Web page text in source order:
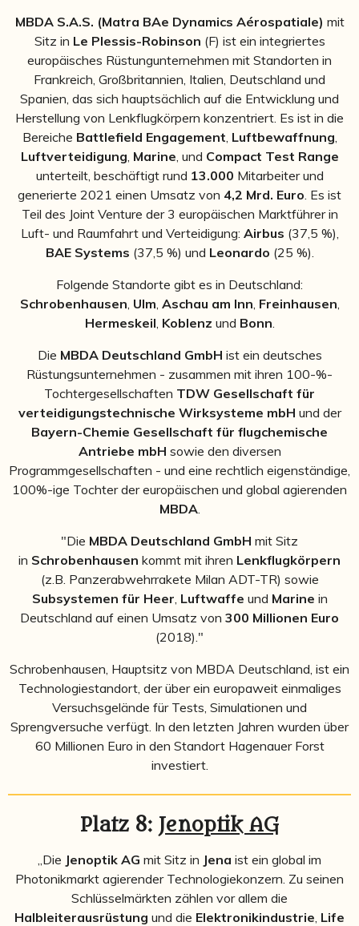
MBDA S.A.S. (Matra BAe Dynamics Aérospatiale) mit
Sitz in Le Plessis-Robinson (F) ist ein integriertes
europäisches Rüstungunternehmen mit Standorten in
Frankreich, Großbritannien, Italien, Deutschland und
Spanien, das sich hauptsächlich auf die Entwicklung und
Herstellung von Lenkflugkörpern konzentriert. Es ist in die
Bereiche Battlefield Engagement Luftbewaffnung
Luftverteidigung Marine , und Compact Test Range
unterteilt, beschäftigt rund 13.000 Mitarbeiter und
generierte 2021 einen Umsatz von 4,2 Mrd. Euro Es ist
Teil des Joint Venture der 3 europäischen Marktführer in
Luft- und Raumfahrt und Verteidigung: Airbus (37,5 %),
BAE Systems (37,5 %) und Leonardo (25 %).
Folgende Standorte gibt es in Deutschland:
Schrobenhausen Ulm Aschau am Inn Freinhausen
Hermeskeil Koblenz und Bonn
Die MBDA Deutschland GmbH ist ein deutsches
Rüstungsunternehmen - zusammen mit ihren 100-%-
Tochtergesellschaften TDW Gesellschaft für
verteidigungstechnische Wirksysteme mbH und der
Bayern-Chemie Gesellschaft für flugchemische
Antriebe mbH sowie den diversen
Programmgesellschaften - und eine rechtlich eigenständige,
100%-ige Tochter der europäischen und global agierenden
MBDA.
"Die MBDA Deutschland GmbH mit Sitz
in Schrobenhausen kommt mit ihren Lenkflugkörpern
(z.B. Panzerabwehrrakete Milan ADT-TR) sowie
Subsystemen für Heer Luftwaffe und Marine in
Deutschland auf einen Umsatz von 300 Millionen Euro
(2018)."
Schrobenhausen, Hauptsitz von MBDA Deutschland, ist ein
Technologiestandort, der über ein europaweit einmaliges
Versuchsgelände für Tests, Simulationen und
Sprengversuche verfügt. In den letzten Jahren wurden über
60 Millionen Euro in den Standort Hagenauer Forst
investiert.
Platz 8: Jenoptik AG
„Die Jenoptik AG mit Sitz in Jena ist ein global im
Photonikmarkt agierender Technologiekonzern. Zu seinen
Schlüsselmärkten zählen vor allem die
Halbleiterausrüstung und die Elektronikindustrie Life